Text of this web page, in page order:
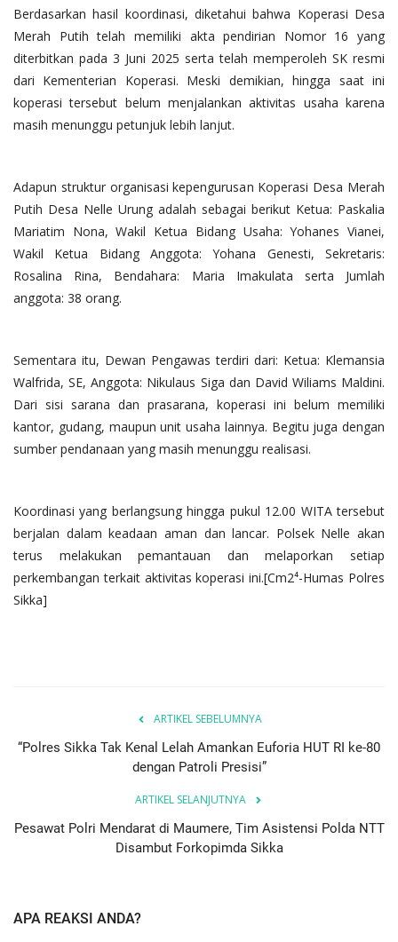
Berdasarkan hasil koordinasi, diketahui bahwa Koperasi Desa
Merah Putih telah memiliki akta pendirian Nomor 16 yang
diterbitkan pada 3 Juni 2025 serta telah memperoleh SK resmi
dari Kementerian Koperasi. Meski demikian, hingga saat ini
koperasi tersebut belum menjalankan aktivitas usaha karena
masih menunggu petunjuk lebih lanjut.
Adapun struktur organisasi kepengurusan Koperasi Desa Merah
Putih Desa Nelle Urung adalah sebagai berikut Ketua: Paskalia
Mariatim Nona, Wakil Ketua Bidang Usaha: Yohanes Vianei,
Wakil Ketua Bidang Anggota: Yohana Genesti, Sekretaris:
Rosalina Rina, Bendahara: Maria Imakulata serta Jumlah
anggota: 38 orang.
Sementara itu, Dewan Pengawas terdiri dari: Ketua: Klemansia
Walfrida, SE, Anggota: Nikulaus Siga dan David Wiliams Maldini.
Dari sisi sarana dan prasarana, koperasi ini belum memiliki
kantor, gudang, maupun unit usaha lainnya. Begitu juga dengan
sumber pendanaan yang masih menunggu realisasi.
Koordinasi yang berlangsung hingga pukul 12.00 WITA tersebut
berjalan dalam keadaan aman dan lancar. Polsek Nelle akan
terus melakukan pemantauan dan melaporkan setiap
perkembangan terkait aktivitas koperasi ini.[Cm2⁴-Humas Polres
Sikka]
ARTIKEL SEBELUMNYA
“Polres Sikka Tak Kenal Lelah Amankan Euforia HUT RI ke-80
dengan Patroli Presisi”
ARTIKEL SELANJUTNYA
Pesawat Polri Mendarat di Maumere, Tim Asistensi Polda NTT
Disambut Forkopimda Sikka
APA REAKSI ANDA?